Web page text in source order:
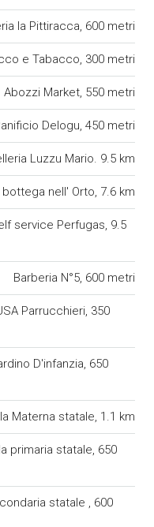
la Pittiracca, 600 metri
e Tabacco, 300 metri
Abozzi Market, 550 metri
Delogu, 450 metri
Luzzu Mario. 9.5 km
bottega nell' Orto, 7.6 km
service Perfugas, 9.5
Barberia N°5, 600 metri
Parrucchieri, 350
D'infanzia, 650
Materna statale, 1.1 km
primaria statale, 650
statale , 600